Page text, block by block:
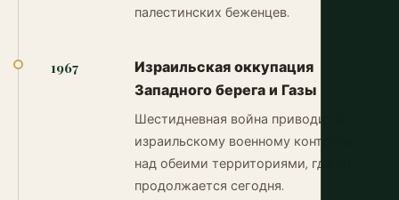
палестинских беженцев.
1967
Израильская оккупация
Западного берега и Газы
Шестидневная война приводит к
израильскому военному контролю
над обеими территориями, где он
продолжается сегодня.